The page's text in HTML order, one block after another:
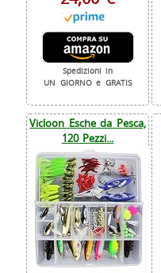
Spedizioni in
UN GIORNO e GRATIS
Vicloon Esche da Pesca,
120 Pezzi...